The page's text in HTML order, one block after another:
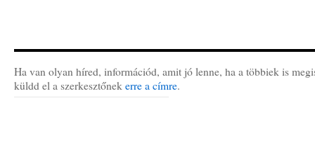
Ha van olyan híred, információd, amit jó lenne, ha a többiek is
küldd el a szerkesztőnek erre a címre.